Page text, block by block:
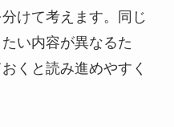
けて考えます。同じ
い内容が異なるた
くと読み進めやすく